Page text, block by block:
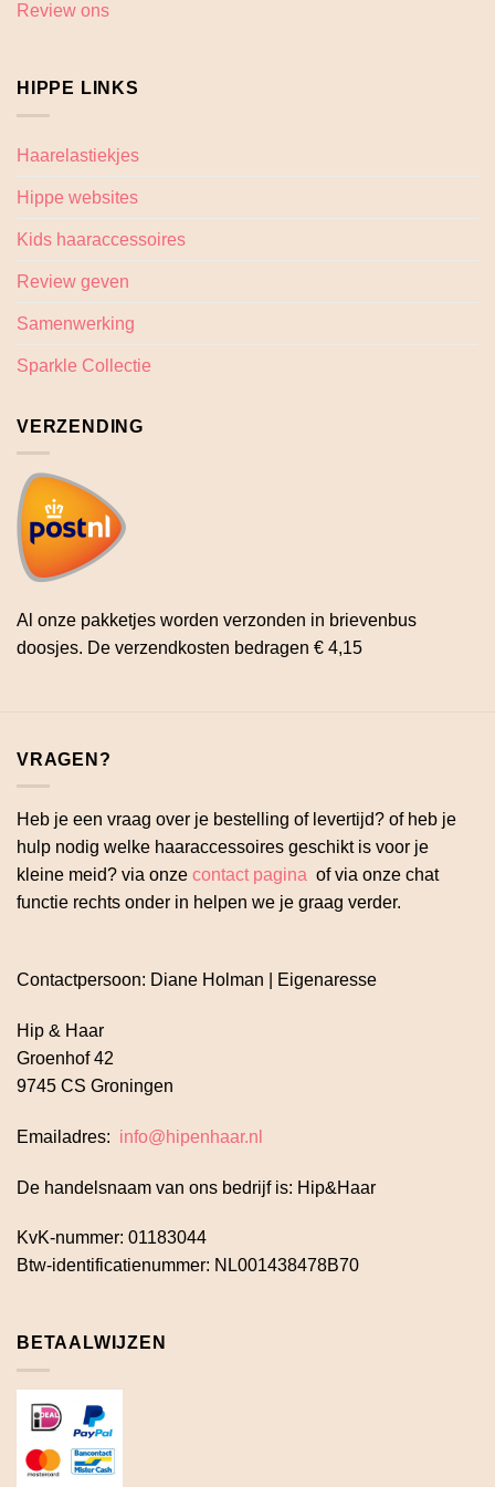
Review ons
HIPPE LINKS
Haarelastiekjes
Hippe websites
Kids haaraccessoires
Review geven
Samenwerking
Sparkle Collectie
VERZENDING
Al onze pakketjes worden verzonden in brievenbus
doosjes. De verzendkosten bedragen € 4,15
VRAGEN?
Heb je een vraag over je bestelling of levertijd? of heb je
hulp nodig welke haaraccessoires geschikt is voor je
kleine meid? via onze contact pagina of via onze chat
functie rechts onder in helpen we je graag verder.
Contactpersoon: Diane Holman | Eigenaresse
Hip & Haar
Groenhof 42
9745 CS Groningen
Emailadres: info@hipenhaar.nl
De handelsnaam van ons bedrijf is: Hip&Haar
KvK-nummer: 01183044
Btw-identificatienummer: NL001438478B70
BETAALWIJZEN